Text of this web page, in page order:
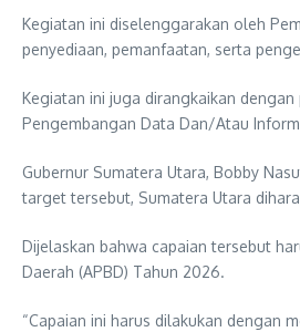
Kegiatan ini diselenggarakan oleh
penyediaan, pemanfaatan, serta
Kegiatan ini juga dirangkaikan
Pengembangan Data Dan/Atau
Gubernur Sumatera Utara, Bobby
target tersebut, Sumatera Utara
Dijelaskan bahwa capaian tersebut
Daerah (APBD) Tahun 2026.
“Capaian ini harus dilakukan dengan